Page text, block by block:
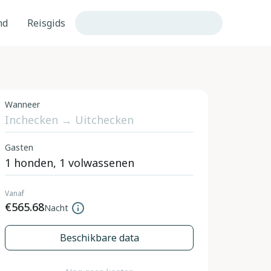
Reisgids
Wanneer
Gasten
Vanaf
€565.68Nacht
Beschikbare data